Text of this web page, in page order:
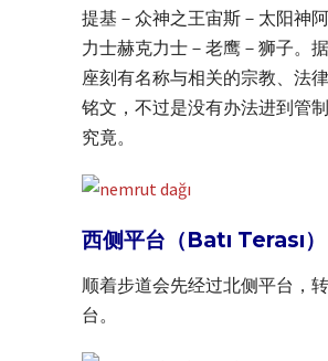
提基－众神之王宙斯－太阳神
力士赫克力士－老鹰－狮子。
座刻有名称与相关的宗教、法
铭文，不过是没有办法进到管
究竟。
西侧平台（Batı Terası）
顺着步道会先经过北侧平台，
台。